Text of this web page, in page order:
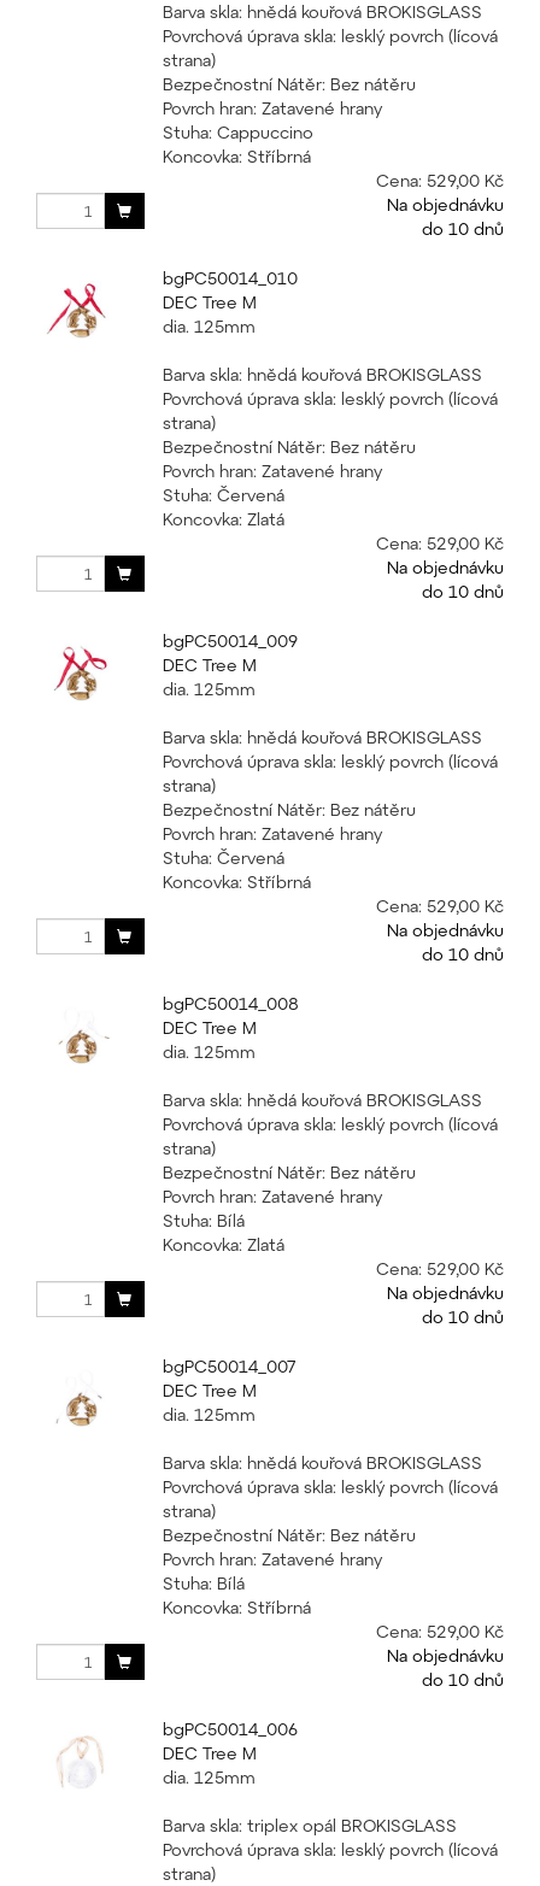
Barva skla: hnědá kouřová BROKISGLASS
Povrchová úprava skla: lesklý povrch (lícová
strana)
Bezpečnostní Nátěr: Bez nátěru
Povrch hran: Zatavené hrany
Stuha: Cappuccino
Koncovka: Stříbrná
Cena: 529,00 Kč
Na objednávku
do 10 dnů
bgPC50014_010
DEC Tree M
dia. 125mm
Barva skla: hnědá kouřová BROKISGLASS
Povrchová úprava skla: lesklý povrch (lícová
strana)
Bezpečnostní Nátěr: Bez nátěru
Povrch hran: Zatavené hrany
Stuha: Červená
Koncovka: Zlatá
Cena: 529,00 Kč
Na objednávku
do 10 dnů
bgPC50014_009
DEC Tree M
dia. 125mm
Barva skla: hnědá kouřová BROKISGLASS
Povrchová úprava skla: lesklý povrch (lícová
strana)
Bezpečnostní Nátěr: Bez nátěru
Povrch hran: Zatavené hrany
Stuha: Červená
Koncovka: Stříbrná
Cena: 529,00 Kč
Na objednávku
do 10 dnů
bgPC50014_008
DEC Tree M
dia. 125mm
Barva skla: hnědá kouřová BROKISGLASS
Povrchová úprava skla: lesklý povrch (lícová
strana)
Bezpečnostní Nátěr: Bez nátěru
Povrch hran: Zatavené hrany
Stuha: Bílá
Koncovka: Zlatá
Cena: 529,00 Kč
Na objednávku
do 10 dnů
bgPC50014_007
DEC Tree M
dia. 125mm
Barva skla: hnědá kouřová BROKISGLASS
Povrchová úprava skla: lesklý povrch (lícová
strana)
Bezpečnostní Nátěr: Bez nátěru
Povrch hran: Zatavené hrany
Stuha: Bílá
Koncovka: Stříbrná
Cena: 529,00 Kč
Na objednávku
do 10 dnů
bgPC50014_006
DEC Tree M
dia. 125mm
Barva skla: triplex opál BROKISGLASS
Povrchová úprava skla: lesklý povrch (lícová
strana)